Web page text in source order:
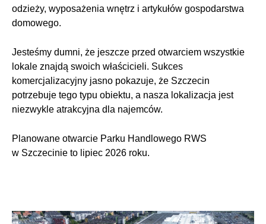
odzieży, wyposażenia wnętrz i artykułów gospodarstwa
domowego.
Jesteśmy dumni, że jeszcze przed otwarciem wszystkie
lokale znajdą swoich właścicieli. Sukces
komercjalizacyjny jasno pokazuje, że Szczecin
potrzebuje tego typu obiektu, a nasza lokalizacja jest
niezwykle atrakcyjna dla najemców.
Planowane otwarcie Parku Handlowego RWS
w Szczecinie to lipiec 2026 roku.